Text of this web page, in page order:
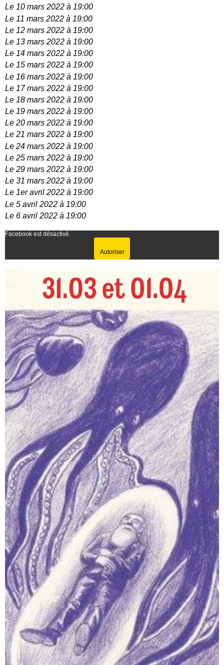
Le 10 mars 2022 à 19:00
Le 11 mars 2022 à 19:00
Le 12 mars 2022 à 19:00
Le 13 mars 2022 à 19:00
Le 14 mars 2022 à 19:00
Le 15 mars 2022 à 19:00
Le 16 mars 2022 à 19:00
Le 17 mars 2022 à 19:00
Le 18 mars 2022 à 19:00
Le 19 mars 2022 à 19:00
Le 20 mars 2022 à 19:00
Le 21 mars 2022 à 19:00
Le 24 mars 2022 à 19:00
Le 25 mars 2022 à 19:00
Le 29 mars 2022 à 19:00
Le 31 mars 2022 à 19:00
Le 1er avril 2022 à 19:00
Le 5 avril 2022 à 19:00
Le 6 avril 2022 à 19:00
Facebook est désactivé.
Autoriser